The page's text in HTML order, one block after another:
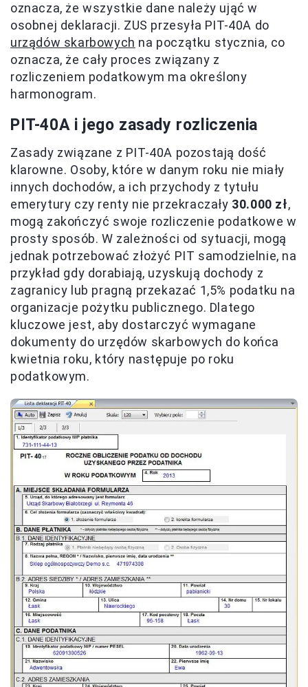
oznacza, że wszystkie dane należy ująć w
osobnej deklaracji. ZUS przesyła PIT-40A do
urządów skarbowych na początku stycznia, co
oznacza, że cały proces związany z
rozliczeniem podatkowym ma określony
harmonogram.
PIT-40A i jego zasady rozliczenia
Zasady związane z PIT-40A pozostają dość
klarowne. Osoby, które w danym roku nie miały
innych dochodów, a ich przychody z tytułu
emerytury czy renty nie przekraczały 30.000 zł,
mogą zakończyć swoje rozliczenie podatkowe w
prosty sposób. W zależności od sytuacji, mogą
jednak potrzebować złożyć PIT samodzielnie, na
przykład gdy dorabiają, uzyskują dochody z
zagranicy lub pragną przekazać 1,5% podatku na
organizacje pożytku publicznego. Dlatego
kluczowe jest, aby dostarczyć wymagane
dokumenty do urzędów skarbowych do końca
kwietnia roku, który następuje po roku
podatkowym.